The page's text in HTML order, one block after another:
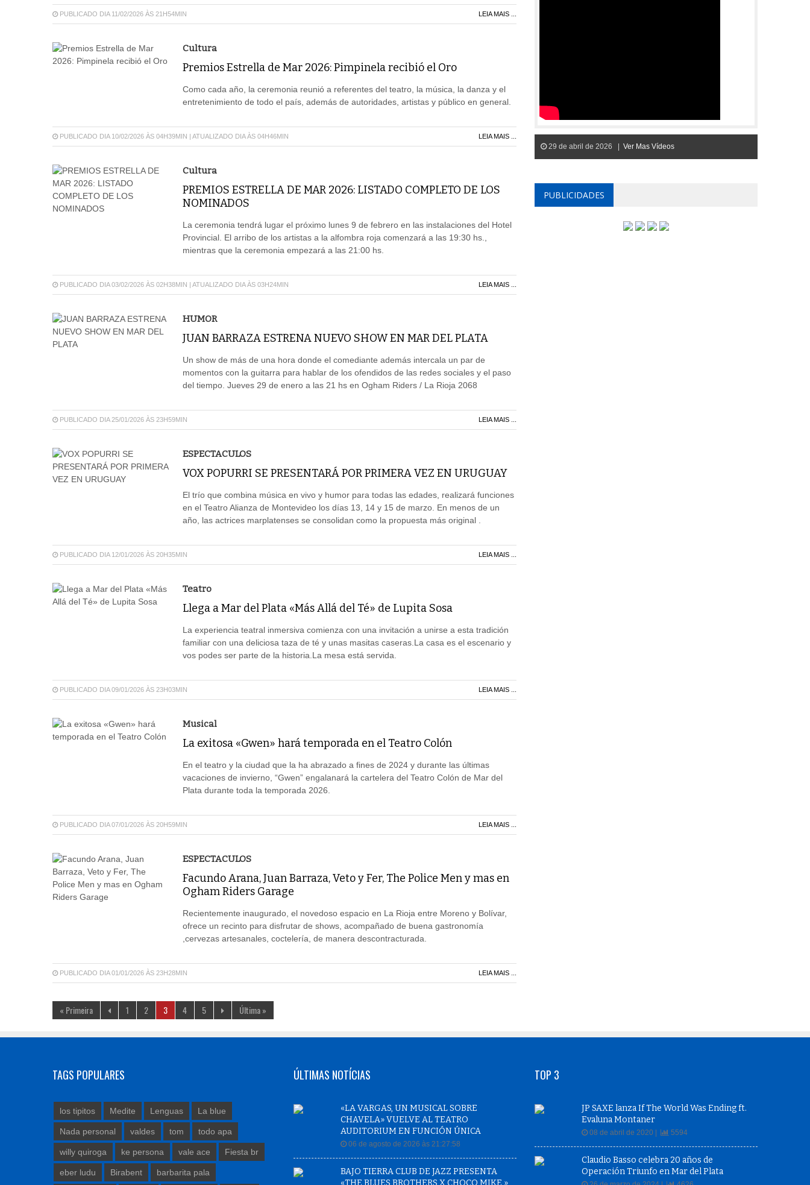
PUBLICADO DIA 11/02/2026 ÀS 21H54MIN LEIA MAIS ...
Cultura
Premios Estrella de Mar 2026: Pimpinela recibió el Oro
Como cada año, la ceremonia reunió a referentes del teatro, la música, la danza y el
entretenimiento de todo el país, además de autoridades, artistas y público en general.
PUBLICADO DIA 10/02/2026 ÀS 04H39MIN | ATUALIZADO DIA ÀS 04H46MIN LEIA MAIS ...
Cultura
PREMIOS ESTRELLA DE MAR 2026: LISTADO COMPLETO DE LOS
NOMINADOS
La ceremonia tendrá lugar el próximo lunes 9 de febrero en las instalaciones del Hotel
Provincial. El arribo de los artistas a la alfombra roja comenzará a las 19:30 hs.,
mientras que la ceremonia empezará a las 21:00 hs.
PUBLICADO DIA 03/02/2026 ÀS 02H38MIN | ATUALIZADO DIA ÀS 03H24MIN LEIA MAIS ...
HUMOR
JUAN BARRAZA ESTRENA NUEVO SHOW EN MAR DEL PLATA
Un show de más de una hora donde el comediante además intercala un par de
momentos con la guitarra para hablar de los ofendidos de las redes sociales y el paso
del tiempo. Jueves 29 de enero a las 21 hs en Ogham Riders / La Rioja 2068
PUBLICADO DIA 25/01/2026 ÀS 23H59MIN LEIA MAIS ...
ESPECTACULOS
VOX POPURRI SE PRESENTARÁ POR PRIMERA VEZ EN URUGUAY
El trío que combina música en vivo y humor para todas las edades, realizará funciones
en el Teatro Alianza de Montevideo los días 13, 14 y 15 de marzo. En menos de un
año, las actrices marplatenses se consolidan como la propuesta más original .
PUBLICADO DIA 12/01/2026 ÀS 20H35MIN LEIA MAIS ...
Teatro
Llega a Mar del Plata «Más Allá del Té» de Lupita Sosa
La experiencia teatral inmersiva comienza con una invitación a unirse a esta tradición
familiar con una deliciosa taza de té y unas masitas caseras.La casa es el escenario y
vos podes ser parte de la historia.La mesa está servida.
PUBLICADO DIA 09/01/2026 ÀS 23H03MIN LEIA MAIS ...
Musical
La exitosa «Gwen» hará temporada en el Teatro Colón
En el teatro y la ciudad que la ha abrazado a fines de 2024 y durante las últimas
vacaciones de invierno, “Gwen” engalanará la cartelera del Teatro Colón de Mar del
Plata durante toda la temporada 2026.
PUBLICADO DIA 07/01/2026 ÀS 20H59MIN LEIA MAIS ...
ESPECTACULOS
Facundo Arana, Juan Barraza, Veto y Fer, The Police Men y mas en
Ogham Riders Garage
Recientemente inaugurado, el novedoso espacio en La Rioja entre Moreno y Bolívar,
ofrece un recinto para disfrutar de shows, acompañado de buena gastronomía
,cervezas artesanales, coctelería, de manera descontracturada.
PUBLICADO DIA 01/01/2026 ÀS 23H28MIN LEIA MAIS ...
« Primeira 1 2 3 4 5 Última »
29 de abril de 2026 | Ver Mas Vídeos
PUBLICIDADES
TAGS POPULARES
los tipitos Medite Lenguas La blue
Nada personal valdes tom todo apa
willy quiroga ke persona vale ace Fiesta br
eber ludu Birabent barbarita pala
ÚLTIMAS NOTÍCIAS
«LA VARGAS, UN MUSICAL SOBRE
CHAVELA» VUELVE AL TEATRO
AUDITORIUM EN FUNCIÓN ÚNICA
06 de agosto de 2026 às 21:27:58
BAJO TIERRA CLUB DE JAZZ PRESENTA
«THE BLUES BROTHERS X CHOCO MIKE »
TOP 3
JP SAXE lanza If The World Was Ending ft.
Evaluna Montaner
08 de abril de 2020 | 5594
Claudio Basso celebra 20 años de
Operación Triunfo en Mar del Plata